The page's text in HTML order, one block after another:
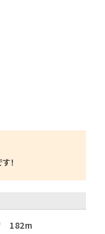
！
182m